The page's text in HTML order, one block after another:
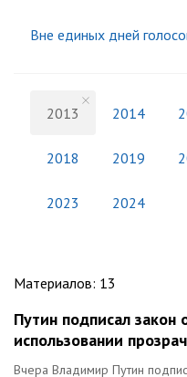
Вне единых дней
2013 2014
2018 2019
2023 2024
Материалов: 13
Путин подписал закон
использовании
Вчера Владимир Путин